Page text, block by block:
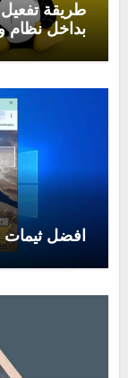
طريقة
بداخل نظام
افضل ثيمات